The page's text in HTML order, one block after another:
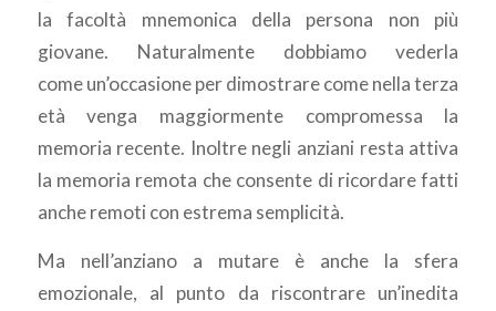
la facoltà mnemonica della persona non più
giovane. Naturalmente dobbiamo vederla
come un’occasione per dimostrare come nella terza
età venga maggiormente compromessa la
memoria recente. Inoltre negli anziani resta attiva
la memoria remota che consente di ricordare fatti
anche remoti con estrema semplicità.
Ma nell’anziano a mutare è anche la sfera
emozionale, al punto da riscontrare un’inedita